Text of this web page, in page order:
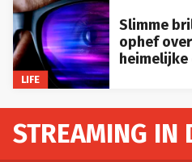
LIFE
Slimme
ophef
heimelijke
STREAMING IN